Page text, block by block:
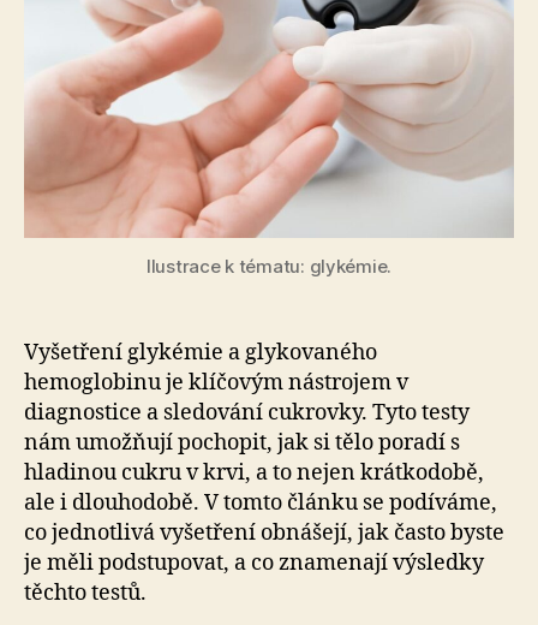
Ilustrace k tématu: glykémie.
Vyšetření glykémie a glykovaného
hemoglobinu je klíčovým nástrojem v
diagnostice a sledování cukrovky. Tyto testy
nám umožňují pochopit, jak si tělo poradí s
hladinou cukru v krvi, a to nejen krátkodobě,
ale i dlouhodobě. V tomto článku se podíváme,
co jednotlivá vyšetření obnášejí, jak často byste
je měli podstupovat, a co znamenají výsledky
těchto testů.